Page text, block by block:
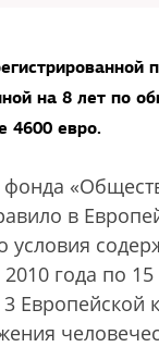
на 8 лет по
4600 евро.
в
условия
года по 15